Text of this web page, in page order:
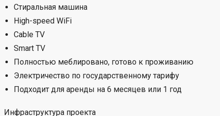
Стиральная машина
High-speed WiFi
Cable TV
Smart TV
Полностью меблировано, готово к проживанию
Электричество по государственному тарифу
Подходит для аренды на 6 месяцев или 1 год
Инфраструктура проекта